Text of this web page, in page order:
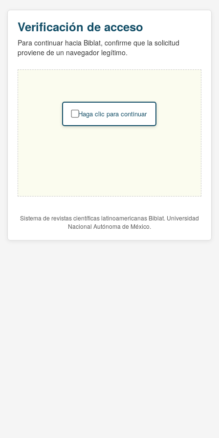
Verificación de acceso
Para continuar hacia Biblat, confirme que la solicitud
proviene de un navegador legítimo.
Haga clic para continuar
Sistema de revistas científicas latinoamericanas Biblat. Universidad
Nacional Autónoma de México.